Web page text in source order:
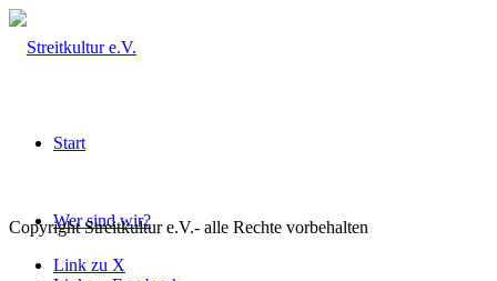
Start
Wer sind wir?
Copyright Streitkultur e.V.- alle Rechte vorbehalten
Link zu X